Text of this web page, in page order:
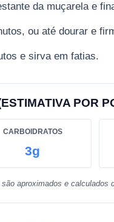
da muçarela e
ou até dourar e
e sirva em fatias.
POR
CARBOIDRATOS
3g
aproximados e calculados